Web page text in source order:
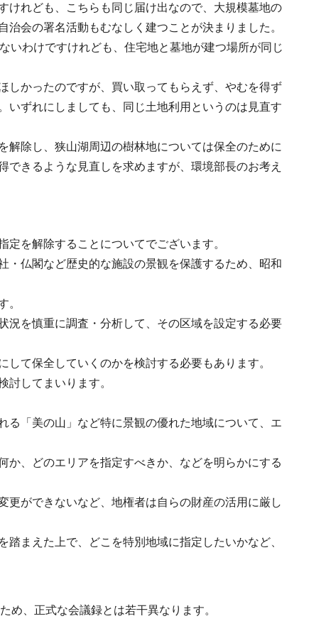
けれども、こちらも同じ届け出なので、大規模墓地の
会の署名活動もむなしく建つことが決まりました。
いわけですけれども、住宅地と墓地が建つ場所が同じ
しかったのですが、買い取ってもらえず、やむを得ず
いずれにしましても、同じ土地利用というのは見直す
解除し、狭山湖周辺の樹林地については保全のために
きるような見直しを求めますが、環境部長のお考え
を解除することについてでございます。
・仏閣など歴史的な施設の景観を保護するため、昭和
。
況を慎重に調査・分析して、その区域を設定する必要
て保全していくのかを検討する必要もあります。
討してまいります。
る「美の山」など特に景観の優れた地域について、エ
、どのエリアを指定すべきか、などを明らかにする
ができないなど、地権者は自らの財産の活用に厳し
まえた上で、どこを特別地域に指定したいかなど、
め、正式な会議録とは若干異なります。